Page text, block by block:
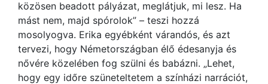
közösen beadott pályázat, meglátjuk, mi lesz. Ha
mást nem, majd spórolok” – teszi hozzá
mosolyogva. Erika egyébként várandós, és azt
tervezi, hogy Németországban élő édesanyja és
nővére közelében fog szülni és babázni. „Lehet,
hogy egy időre szüneteltetem a színházi narrációt,